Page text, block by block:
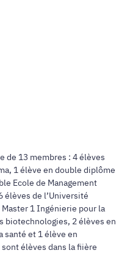
de 13 membres : 4 élèves
1 élève en double diplôme
Ecole de Management
élèves de l’Université
1 Ingénierie pour la
biotechnologies, 2 élèves en
santé et 1 élève en
élèves dans la fiière